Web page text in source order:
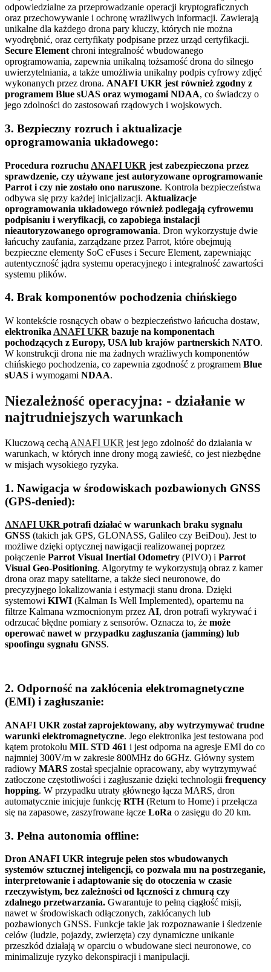
odpowiedzialne za przeprowadzanie operacji kryptograficznych
oraz przechowywanie i ochronę wrażliwych informacji. Zawierają
unikalne dla każdego drona pary kluczy, których nie można
wyodrębnić, oraz certyfikaty podpisane przez urząd certyfikacji.
Secure Element chroni integralność wbudowanego
oprogramowania, zapewnia unikalną tożsamość drona do silnego
uwierzytelniania, a także umożliwia unikalny podpis cyfrowy zdjęć
wykonanych przez drona. ANAFI UKR jest również zgodny z
programem Blue sUAS oraz wymogami NDAA, co świadczy o
jego zdolności do zastosowań rządowych i wojskowych.
3. Bezpieczny rozruch i aktualizacje
oprogramowania układowego:
Procedura rozruchu ANAFI UKR jest zabezpieczona przez
sprawdzenie, czy używane jest autoryzowane oprogramowanie
Parrot i czy nie zostało ono naruszone. Kontrola bezpieczeństwa
odbywa się przy każdej inicjalizacji. Aktualizacje
oprogramowania układowego również podlegają cyfrowemu
podpisaniu i weryfikacji, co zapobiega instalacji
nieautoryzowanego oprogramowania. Dron wykorzystuje dwie
łańcuchy zaufania, zarządzane przez Parrot, które obejmują
bezpieczne elementy SoC eFuses i Secure Element, zapewniając
autentyczność jądra systemu operacyjnego i integralność zawartości
systemu plików.
4. Brak komponentów pochodzenia chińskiego
W kontekście rosnących obaw o bezpieczeństwo łańcucha dostaw,
elektronika ANAFI UKR bazuje na komponentach
pochodzących z Europy, USA lub krajów partnerskich NATO.
W konstrukcji drona nie ma żadnych wrażliwych komponentów
chińskiego pochodzenia, co zapewnia zgodność z programem Blue
sUAS i wymogami NDAA.
Niezależność operacyjna: - działanie w
najtrudniejszych warunkach
Kluczową cechą ANAFI UKR jest jego zdolność do działania w
warunkach, w których inne drony mogą zawieść, co jest niezbędne
w misjach wysokiego ryzyka.
1. Nawigacja w środowiskach pozbawionych GNSS
(GPS-denied):
ANAFI UKR potrafi działać w warunkach braku sygnału
GNSS (takich jak GPS, GLONASS, Galileo czy BeiDou). Jest to
możliwe dzięki optycznej nawigacji realizowanej poprzez
połączenie Parrot Visual Inertial Odometry (PIVO) i Parrot
Visual Geo-Positioning. Algorytmy te wykorzystują obraz z kamer
drona oraz mapy satelitarne, a także sieci neuronowe, do
precyzyjnego lokalizowania i estymacji stanu drona. Dzięki
systemowi KIWI (Kalman Is Well Implemented), opartemu na
filtrze Kalmana wzmocnionym przez AI, dron potrafi wykrywać i
odrzucać błędne pomiary z sensorów. Oznacza to, że może
operować nawet w przypadku zagłuszania (jamming) lub
spoofingu sygnału GNSS.
2. Odporność na zakłócenia elektromagnetyczne
(EMI) i zagłuszanie:
ANAFI UKR został zaprojektowany, aby wytrzymywać trudne
warunki elektromagnetyczne. Jego elektronika jest testowana pod
kątem protokołu MIL STD 461 i jest odporna na agresje EMI do co
najmniej 300V/m w zakresie 800MHz do 6GHz. Główny system
radiowy MARS został specjalnie opracowany, aby wytrzymywać
zatłoczone częstotliwości i zagłuszanie dzięki technologii frequency
hopping. W przypadku utraty głównego łącza MARS, dron
automatycznie inicjuje funkcję RTH(Return to Home) i przełącza
się na zapasowe, zaszyfrowane łącze LoRa o zasięgu do 20 km.
3. Pełna autonomia offline:
Dron ANAFI UKR integruje pełen stos wbudowanych
systemów sztucznej inteligencji, co pozwala mu na postrzeganie,
interpretowanie i adaptowanie się do otoczenia w czasie
rzeczywistym, bez zależności od łączności z chmurą czy
zdalnego przetwarzania. Gwarantuje to pełną ciągłość misji,
nawet w środowiskach odłączonych, zakłócanych lub
pozbawionych GNSS. Funkcje takie jak rozpoznawanie i śledzenie
celów (ludzie, pojazdy, zwierzęta) czy dynamiczne unikanie
przeszkód działają w oparciu o wbudowane sieci neuronowe, co
minimalizuje ryzyko dekonspiracji i manipulacji.